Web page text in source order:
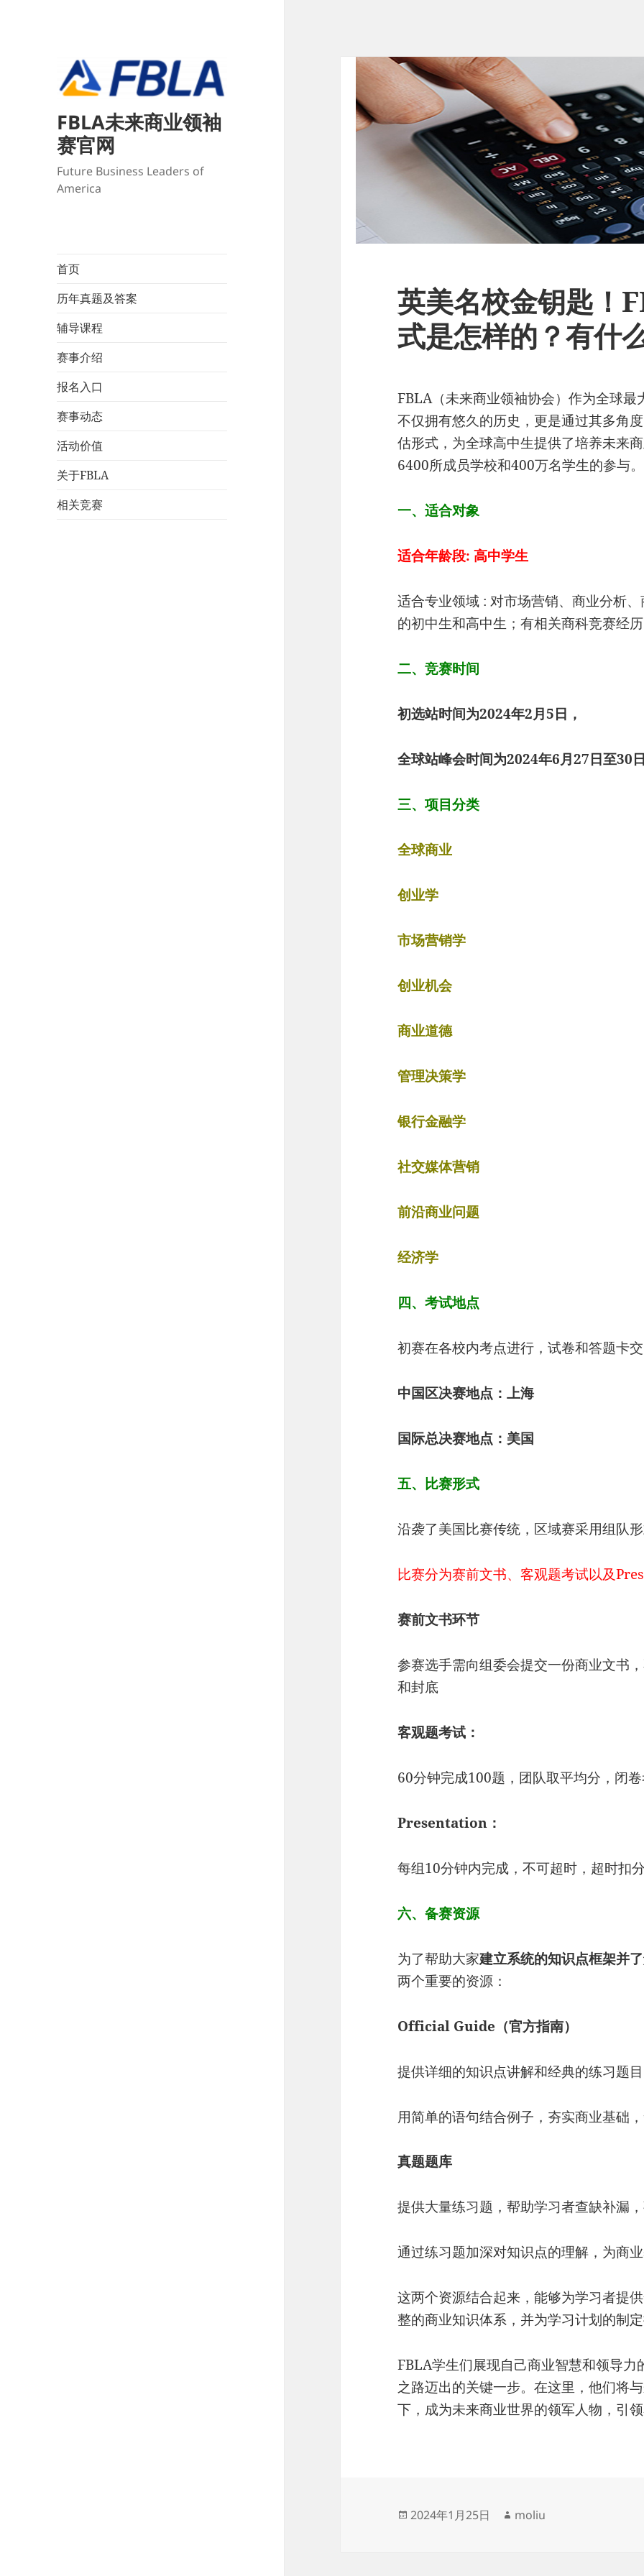
FBLA未来商业领袖
赛官网
Future Business Leaders of
America
首页
历年真题及答案
辅导课程
赛事介绍
报名入口
赛事动态
活动价值
关于FBLA
相关竞赛
英美名校金钥匙！
式是怎样的？有什
FBLA（未来商业领袖协会）作为全球
不仅拥有悠久的历史，更是通过其多角
估形式，为全球高中生提供了培养未来
6400所成员学校和400万名学生的参与。
一、适合对象
适合年龄段: 高中学生
适合专业领域 : 对市场营销、商业分析
的初中生和高中生；有相关商科竞赛经
二、竞赛时间
初选站时间为2024年2月5日，
全球站峰会时间为2024年6月27日至30
三、项目分类
全球商业
创业学
市场营销学
创业机会
商业道德
管理决策学
银行金融学
社交媒体营销
前沿商业问题
经济学
四、考试地点
初赛在各校内考点进行，试卷和答题卡
中国区决赛地点：上海
国际总决赛地点：美国
五、比赛形式
沿袭了美国比赛传统，区域赛采用组队
比赛分为赛前文书、客观题考试以及
赛前文书环节
参赛选手需向组委会提交一份商业文书
和封底
客观题考试：
60分钟完成100题，团队取平均分，闭
Presentation：
每组10分钟内完成，不可超时，超时扣
六、备赛资源
为了帮助大家建立系统的知识点框架并
两个重要的资源：
Official Guide（官方指南）
提供详细的知识点讲解和经典的练习题
用简单的语句结合例子，夯实商业基础
真题题库
提供大量练习题，帮助学习者查缺补漏
通过练习题加深对知识点的理解，为商
这两个资源结合起来，能够为学习者提
整的商业知识体系，并为学习计划的制
FBLA学生们展现自己商业智慧和领导
之路迈出的关键一步。在这里，他们将
下，成为未来商业世界的领军人物，引
发
2024年1月25日
作
moliu